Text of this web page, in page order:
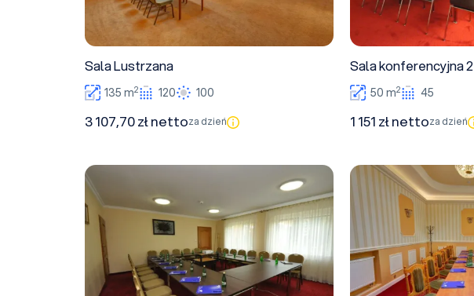
Sala Lustrzana
135 m2 120 100
3 107,70 zł nettoza dzień
Sala konferencyjna 2
50 m2 45
1 151 zł nettoza dzień
Salonik VIP